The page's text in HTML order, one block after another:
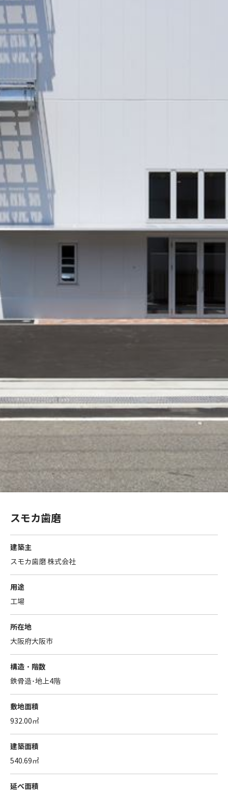
スモカ歯磨
建築主
スモカ歯磨 株式会社
用途
工場
所在地
大阪府大阪市
構造・階数
鉄骨造･地上4階
敷地面積
932.00㎡
建築面積
540.69㎡
延べ面積